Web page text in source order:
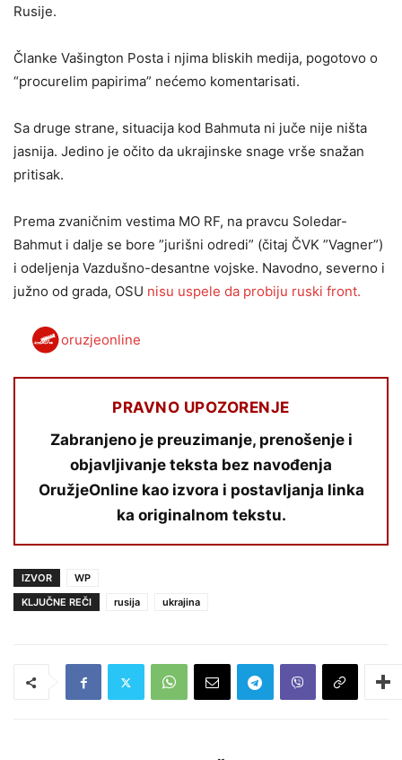
Rusije.
Članke Vašington Posta i njima bliskih medija, pogotovo o
“procurelim papirima” nećemo komentarisati.
Sa druge strane, situacija kod Bahmuta ni juče nije ništa
jasnija. Jedino je očito da ukrajinske snage vrše snažan
pritisak.
Prema zvaničnim vestima MO RF, na pravcu Soledar-
Bahmut i dalje se bore ”jurišni odredi” (čitaj ČVK ”Vagner”)
i odeljenja Vazdušno-desantne vojske. Navodno, severno i
južno od grada, OSU nisu uspele da probiju ruski front.
oruzjeonline
PRAVNO UPOZORENJE
Zabranjeno je preuzimanje, prenošenje i
objavljivanje teksta bez navođenja
OružjeOnline kao izvora i postavljanja linka
ka originalnom tekstu.
IZVOR
WP
KLJUČNE REČI
rusija ukrajina